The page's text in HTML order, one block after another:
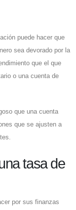
puede hacer que
sea devorado por la
que el que
o una cuenta de
que una cuenta
que se ajusten a
tasa de
por sus finanzas